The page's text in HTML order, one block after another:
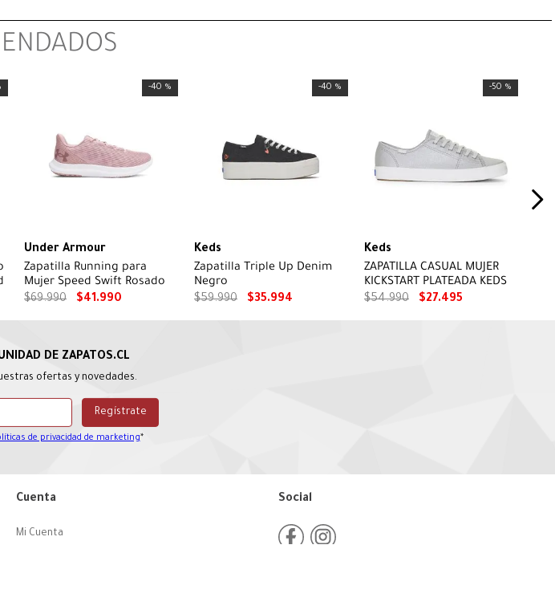
-40 %
Under Armour
Zapatilla Running para
Mujer Speed Swift Rosado
$69.990 $41.990
-40 %
Keds
Zapatilla Triple Up Denim
Negro
$59.990 $35.994
-50 %
Keds
ZAPATILLA CASUAL MUJER
KICKSTART PLATEADA KEDS
$54.990 $27.495
ofertas y novedades.
de privacidad de marketing*
Cuenta
Mi Cuenta
Social